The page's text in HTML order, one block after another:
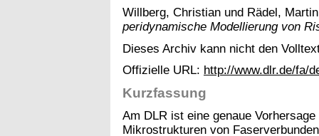
Willberg, Christian und Rädel, Martin
peridynamische Modellierung von
Dieses Archiv kann nicht den
Offizielle URL: http://www.dlr.de/fa/
Kurzfassung
Am DLR ist eine genaue
Mikrostrukturen von